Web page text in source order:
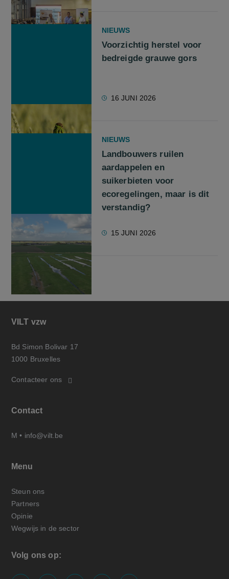
NIEUWS
Voorzichtig herstel voor
bedreigde grauwe gors
16 JUNI 2026
NIEUWS
Landbouwers ruilen
aardappelen en
suikerbieten voor
ecoregelingen, maar is dit
verstandig?
15 JUNI 2026
VILT vzw
Bd Simon Bolivar 17
1000 Bruxelles
Contacteer ons
Contact
M • info@vilt.be
Menu
Steun ons
Partners
Opinie
Wegwijs in de sector
Volg ons op: